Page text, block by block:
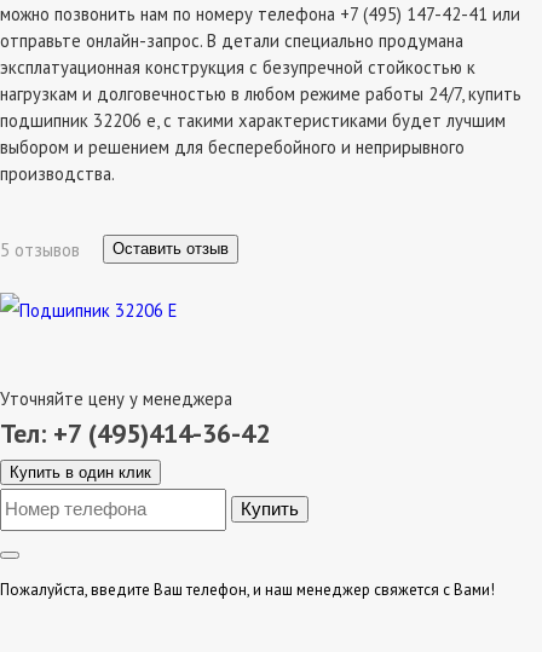
можно позвонить нам по номеру телефона +7 (495) 147-42-41 или
отправьте онлайн-запрос. В детали специально продумана
эксплатуационная конструкция с безупречной стойкостью к
нагрузкам и долговечностью в любом режиме работы 24/7, купить
подшипник 32206 е, с такими характеристиками будет лучшим
выбором и решением для бесперебойного и неприрывного
производства.
5 отзывов Оставить отзыв
Уточняйте цену у менеджера
Тел: +7 (495)414-36-42
Купить в один клик
Пожалуйста, введите Ваш телефон, и наш менеджер свяжется с Вами!